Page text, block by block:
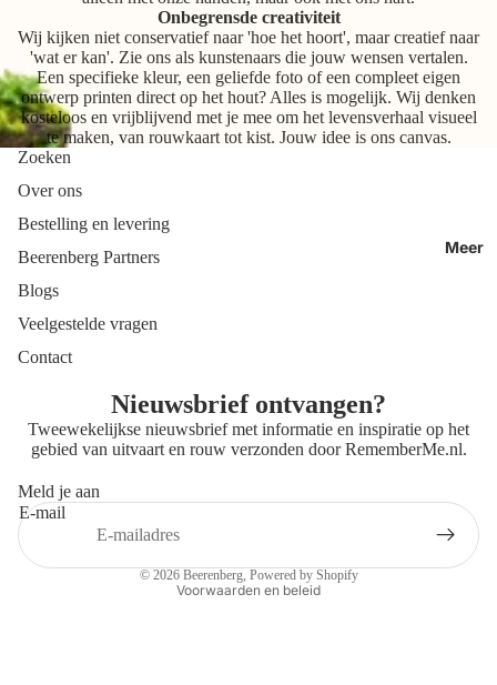
Meer
Onbegrensde creativiteit
Wij kijken niet conservatief naar 'hoe het hoort', maar creatief naar
'wat er kan'. Zie ons als kunstenaars die jouw wensen vertalen.
Een specifieke kleur, een geliefde foto of een compleet eigen
ontwerp printen direct op het hout? Alles is mogelijk. Wij denken
kosteloos en vrijblijvend met je mee om het levensverhaal visueel
te maken, van rouwkaart tot kist. Jouw idee is ons canvas.
Zoeken
Over ons
Bestelling en levering
Beerenberg Partners
Blogs
Veelgestelde vragen
Contact
Nieuwsbrief ontvangen?
Tweewekelijkse nieuwsbrief met informatie en inspiratie op het
gebied van uitvaart en rouw verzonden doorRememberMe.nl.
Meld je aan
E-mail
© 2026 Beerenberg, Powered by Shopify
Voorwaarden en beleid